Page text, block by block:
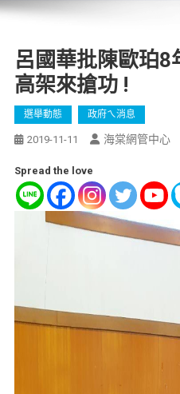
呂國華批陳歐珀8
高架來搶功 !
選舉動態 政府ㄟ消息
2019-11-11 海棠網管中心
Spread the love